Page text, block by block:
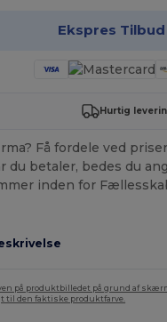
Ekspres Tilbud
Hurtig
Få fordele ved
du betaler, bedes du
inden for
på produktbilledet på grund af
til den faktiske produktfarve.